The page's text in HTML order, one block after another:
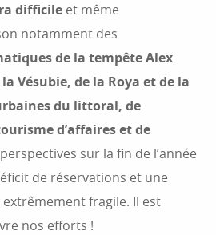
difficile et même
notamment des
de la tempête Alex
Vésubie, de la Roya et de la
du littoral, de
d’affaires et de
sur la fin de l’année
de réservations et une
fragile. Il est
nos efforts !